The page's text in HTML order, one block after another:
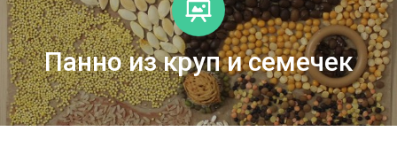
Панно из круп и семечек